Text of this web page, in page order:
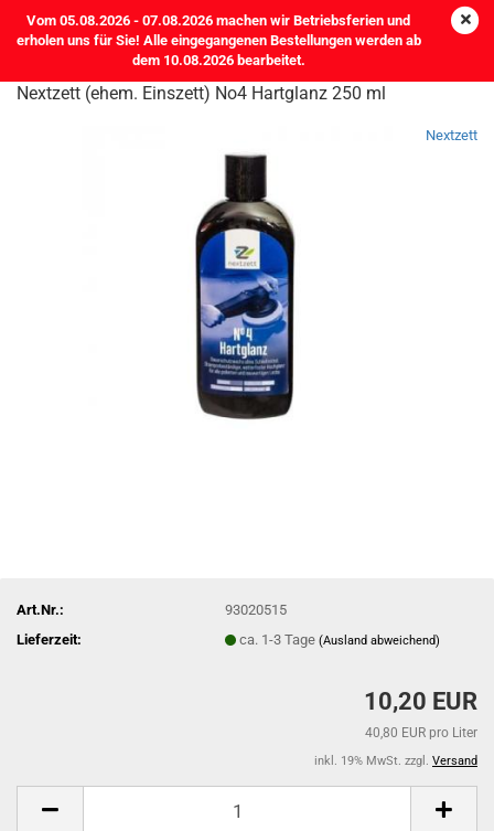
Vom 05.08.2026 - 07.08.2026 machen wir Betriebsferien und
erholen uns für Sie! Alle eingegangenen Bestellungen werden ab
dem 10.08.2026 bearbeitet.
Nextzett (ehem. Einszett) No4 Hartglanz 250 ml
Nextzett
Art.Nr.:
93020515
Lieferzeit:
ca. 1-3 Tage(Ausland abweichend)
10,20 EUR
40,80 EUR pro Liter
inkl. 19% MwSt. zzgl. Versand